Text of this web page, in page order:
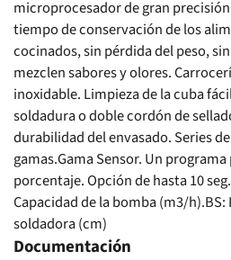
microprocesador de gran
tiempo de conservación de los
cocinados, sin pérdida del peso,
mezclen sabores y olores.
inoxidable. Limpieza de la cuba
soldadura o doble cordón de
durabilidad del envasado. Series
gamas.Gama Sensor. Un
porcentaje. Opción de hasta 10
Capacidad de la bomba (m3/
soldadora (cm)
Documentación